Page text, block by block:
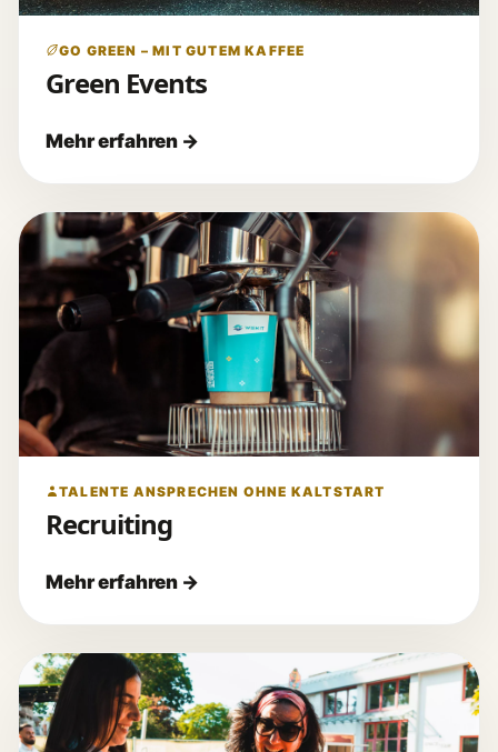
GO GREEN – MIT GUTEM KAFFEE
Green Events
TALENTE ANSPRECHEN OHNE KALTSTART
Recruiting